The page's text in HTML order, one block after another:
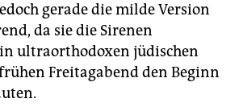
gerade die milde Version
da sie die Sirenen
ultraorthodoxen jüdischen
Freitagabend den Beginn